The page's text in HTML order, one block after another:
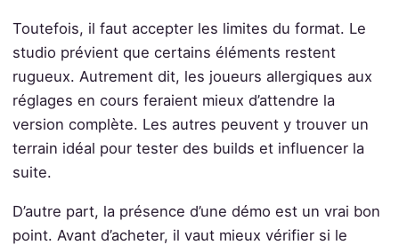
Toutefois, il faut accepter les limites du format. Le
studio prévient que certains éléments restent
rugueux. Autrement dit, les joueurs allergiques aux
réglages en cours feraient mieux d’attendre la
version complète. Les autres peuvent y trouver un
terrain idéal pour tester des builds et influencer la
suite.
D’autre part, la présence d’une démo est un vrai bon
point. Avant d’acheter, il vaut mieux vérifier si le